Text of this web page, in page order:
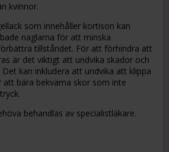
kvinnor.
som innehåller kortison kan
naglarna för att minska
tillståndet. För att förhindra att
är det viktigt att undvika skador och
kan inkludera att undvika att klippa
bära bekväma skor som inte
behandlas av specialistläkare.